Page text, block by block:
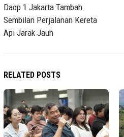
Daop 1 Jakarta Tambah
Sembilan Perjalanan Kereta
Api Jarak Jauh
RELATED POSTS